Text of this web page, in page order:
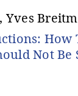
Yves
How
Not Be